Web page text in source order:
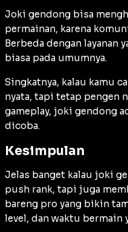
Joki gendong bisa
permainan, karena
Berbeda dengan layanan
biasa pada umumnya.
Singkatnya, kalau kamu
nyata, tapi tetap pengen
gameplay, joki gendong
dicoba.
Kesimpulan
Jelas banget kalau joki
push rank, tapi juga
bareng pro yang bikin
level, dan waktu bermain